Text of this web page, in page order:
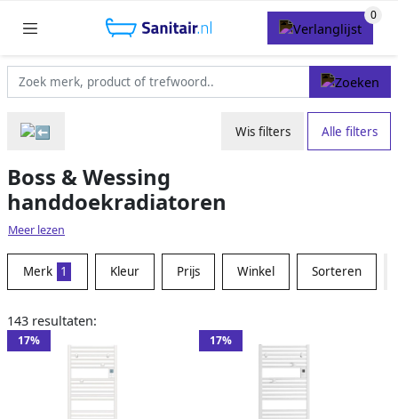
Wis filters Alle filters
Boss & Wessing
handdoekradiatoren
Meer lezen
Merk 1 Kleur Prijs Winkel Sorteren
143 resultaten:
17% 17%